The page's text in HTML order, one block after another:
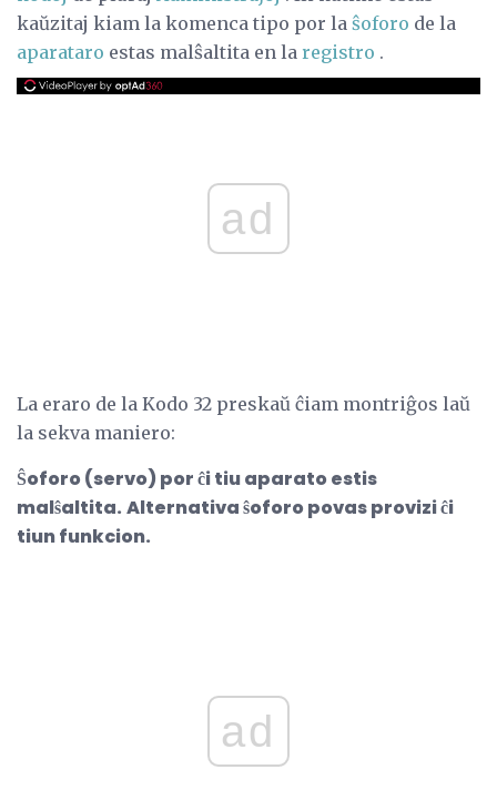
kaŭzitaj kiam la komenca tipo por la ŝoforo de la
aparataro estas malŝaltita en la registro .
ad
La eraro de la Kodo 32 preskaŭ ĉiam montriĝos laŭ
la sekva maniero:
Ŝoforo (servo) por ĉi tiu aparato estis
malŝaltita. Alternativa ŝoforo povas provizi ĉi
tiun funkcion.
ad